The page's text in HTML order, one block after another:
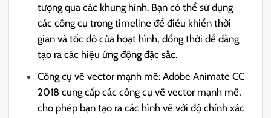
tượng qua các khung hình. Bạn có thể sử dụng
các công cụ trong timeline để điều khiển thời
gian và tốc độ của hoạt hình, đồng thời dễ dàng
tạo ra các hiệu ứng động đặc sắc.
Công cụ vẽ vector mạnh mẽ: Adobe Animate CC
2018 cung cấp các công cụ vẽ vector mạnh mẽ,
cho phép bạn tạo ra các hình vẽ với độ chính xác